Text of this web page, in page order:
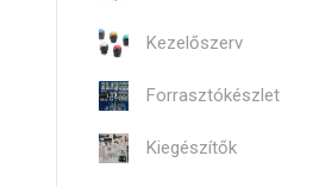
Kezelőszerv
Forrasztókészlet
Kiegészítők